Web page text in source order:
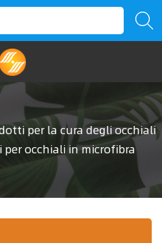
per la cura degli occhiali
per occhiali in microfibra